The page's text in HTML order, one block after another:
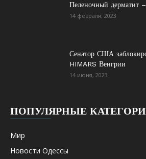
Пеленочный дерматит
14 февраля, 2023
Сенатор США
HIMARS Венгрии
14 июня, 2023
ПОПУЛЯРНЫЕ
Мир
Новости Одессы